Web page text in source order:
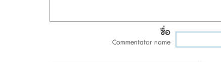
ชื่อ
Commentator name